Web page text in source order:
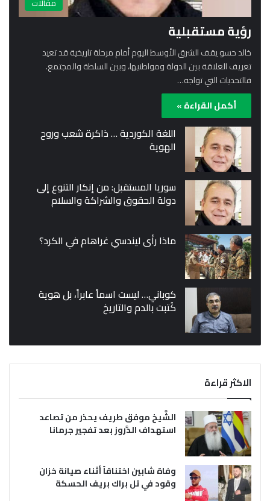
مقالات
رؤية مستقبلية
خالد حسو يقف الشرق الأوسط اليوم أمام مرحلة تاريخية قد تعيد
تعريف العلاقة بين الدولة ومواطنيها، وبين السلطة والمجتمع.
فالتحديات التي تواجه…
أكمل القراءة »
اللغة الكوردية … ذاكرة شعب وروح
الهوية
سوريا المستقبل: من إنكار التنوع إلى
دولة الحقوق والشراكة والسلام
ماذا رأى ليندسي غراهام في الكرد؟
كوباني… ليست اسماً عابراً، بل هوية
كُتبت بالدم والتاريخ
الاكثر قراءة
الشَّيخ موفق طريف يحذر من تصاعد
استهداف الدَّروز بعد تفجير جرمانا
وفاة شابين اختناقاً أثناء صيانة خزان
وقود في تل براك بريف الحسكة